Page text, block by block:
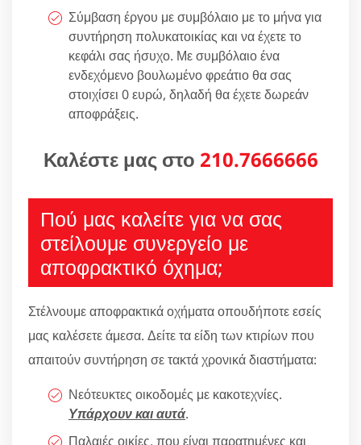
Σύμβαση έργου με συμβόλαιο με το μήνα για
συντήρηση πολυκατοικίας και να έχετε το
κεφάλι σας ήσυχο. Με συμβόλαιο ένα
ενδεχόμενο βουλωμένο φρεάτιο θα σας
στοιχίσει 0 ευρώ, δηλαδή θα έχετε δωρεάν
αποφράξεις.
Καλέστε μας στο 210.7666666
Πού μας καλείτε για να σας
στείλουμε συνεργείο με
αποφρακτικό όχημα;
Στέλνουμε αποφρακτικά οχήματα οπουδήποτε εσείς
μας καλέσετε άμεσα. Δείτε τα είδη των κτιρίων που
απαιτούν συντήρηση σε τακτά χρονικά διαστήματα:
Νεότευκτες οικοδομές με κακοτεχνίες.
Υπάρχουν και αυτά.
Παλαιές οικίες, που είναι παρατημένες και